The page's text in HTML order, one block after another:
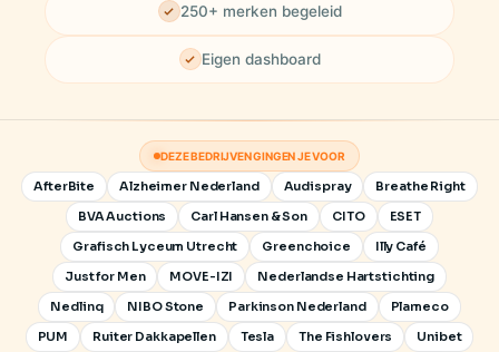
250+ merken begeleid
Eigen dashboard
DEZE BEDRIJVEN GINGEN JE VOOR
AfterBite Alzheimer Nederland Audispray
Breathe Right
BVA Auctions
Carl Hansen & Son CITO
ESET
Grafisch Lyceum Utrecht
Greenchoice
Illy Café
Just for Men
MOVE-IZI
Nederlandse Hartstichting
Nedlinq
NIBO Stone Parkinson Nederland
Plameco
PUM
Ruiter Dakkapellen Tesla The Fishlovers
Unibet